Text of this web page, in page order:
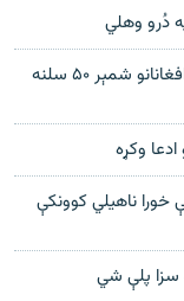
دُرو وهلي
د آی‌ایچ‌آر بنسټ مشر: په ایران کې د اعدام شویو افغانانو شمېر ۵۰ سلنه
وکړه
خورا ناهیلي کوونکې
سزا پلې شي